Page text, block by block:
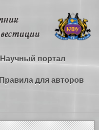
Научный портал
Правила для авторов